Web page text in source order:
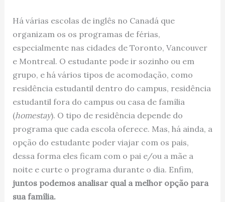
Há várias escolas de inglês no Canadá que
organizam os os programas de férias,
especialmente nas cidades de Toronto, Vancouver
e Montreal. O estudante pode ir sozinho ou em
grupo, e há vários tipos de acomodação, como
residência estudantil dentro do campus, residência
estudantil fora do campus ou casa de família
(homestay). O tipo de residência depende do
programa que cada escola oferece. Mas, há ainda, a
opção do estudante poder viajar com os pais,
dessa forma eles ficam com o pai e/ou a mãe a
noite e curte o programa durante o dia. Enfim,
juntos podemos analisar qual a melhor opção para
sua família.